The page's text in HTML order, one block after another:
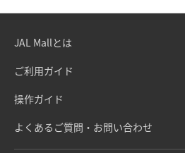
JAL Mallとは
ご利用ガイド
操作ガイド
よくあるご質問・お問い合わせ